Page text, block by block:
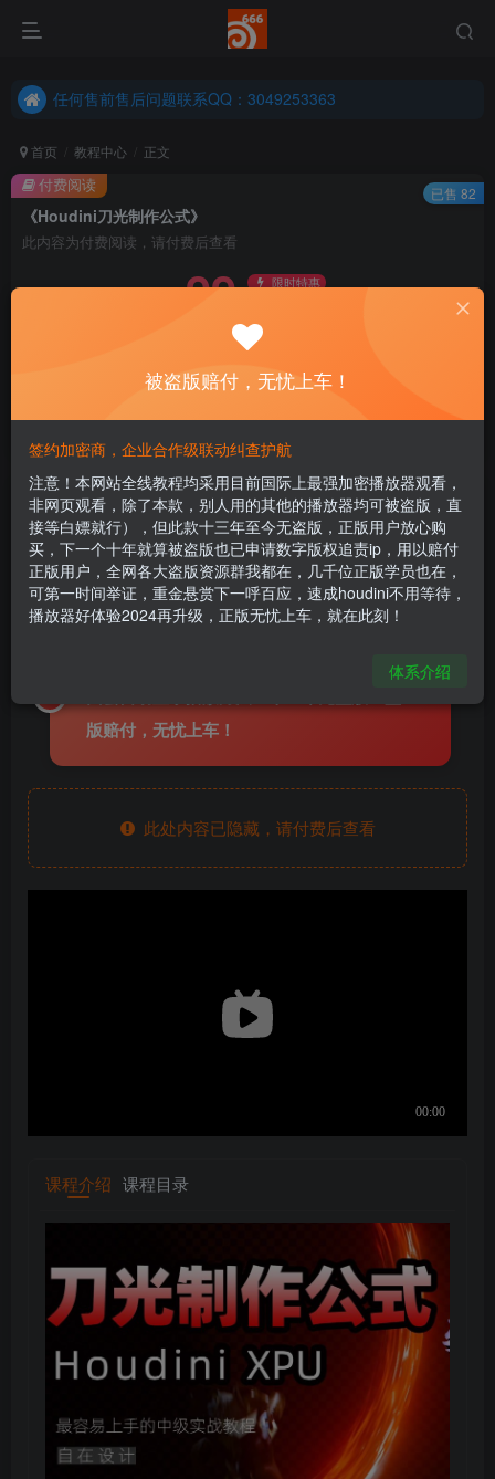
任何售前售后问题联系QQ：3049253363
任何售前售后问题联系QQ：3049253363
首页 教程中心 正文
《Houdini刀光制作公式》
此内容为付费阅读，请付费后查看
99 限时特惠
立即购买
付费阅读 已售 82
《Houdini刀光制作公式》
houdini666
2年前更新
关注 私信
2856 88
全线教程使用加密播放器观看，购买后，页
版赔付，无忧上车！
此处内容已隐藏，请付费后查看
课程介绍 课程目录
被盗版赔付，无忧上车！
签约加密商，企业合作级联动纠查护航
注意！本网站全线教程均采用目前国际上最强加密播放器观看，
非网页观看，除了本款，别人用的其他的播放器均可被盗版，直
接等白嫖就行），但此款十三年至今无盗版，正版用户放心购
买，下一个十年就算被盗版也已申请数字版权追责ip，用以赔付
正版用户，全网各大盗版资源群我都在，几千位正版学员也在，
可第一时间举证，重金悬赏下一呼百应，速成houdini不用等待，
播放器好体验2024再升级，正版无忧上车，就在此刻！
体系介绍